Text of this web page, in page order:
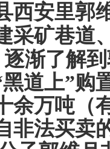
西安里郭
采矿巷道
逐渐了解
道上”购
余万吨（
非法买卖